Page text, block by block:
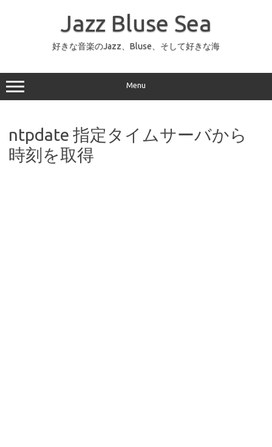
ッ
プ
Jazz Bluse Sea
好きな音楽のJazz、Bluse、そして好きな海
Menu
ntpdate 指定タイムサーバから
時刻を取得